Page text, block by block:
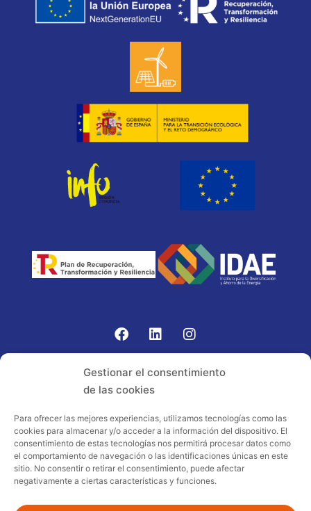
Gestionar el consentimiento
de las cookies
Para ofrecer las mejores experiencias, utilizamos tecnologías como las
cookies para almacenar y/o acceder a la información del dispositivo. El
consentimiento de estas tecnologías nos permitirá procesar datos como
el comportamiento de navegación o las identificaciones únicas en este
sitio. No consentir o retirar el consentimiento, puede afectar
negativamente a ciertas características y funciones.
Proyecto acogido al programa de
incentivos ligados al autoconsumo y
almacenamiento, con fuentes de energía
renovables, así como a la implantación